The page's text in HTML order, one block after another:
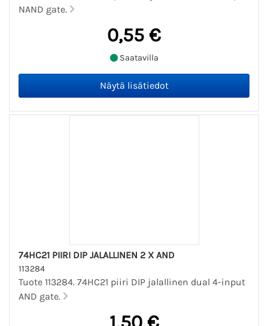
NAND gate.
0,55 €
Saatavilla
74HC21 PIIRI DIP JALALLINEN 2 X AND
113284
Tuote 113284. 74HC21 piiri DIP jalallinen dual 4-input
AND gate.